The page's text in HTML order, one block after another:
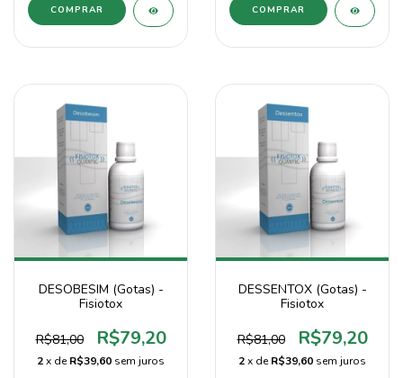
DESOBESIM (Gotas) -
Fisiotox
R$81,00 R$79,20
2x deR$39,60 sem juros
DESSENTOX (Gotas) -
Fisiotox
R$81,00 R$79,20
2x deR$39,60 sem juros